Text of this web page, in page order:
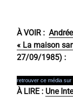
À VOIR :
« La maison
27/09/1985) :
retrouver ce média sur
À LIRE : Une